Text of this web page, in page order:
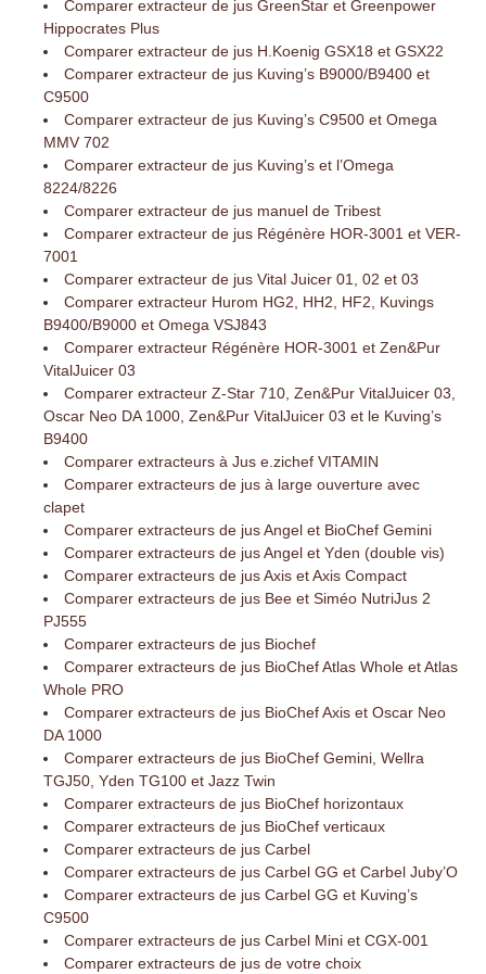
Comparer extracteur de jus GreenStar et Greenpower
Hippocrates Plus
Comparer extracteur de jus H.Koenig GSX18 et GSX22
Comparer extracteur de jus Kuving’s B9000/B9400 et
C9500
Comparer extracteur de jus Kuving’s C9500 et Omega
MMV 702
Comparer extracteur de jus Kuving’s et l’Omega
8224/8226
Comparer extracteur de jus manuel de Tribest
Comparer extracteur de jus Régénère HOR-3001 et VER-
7001
Comparer extracteur de jus Vital Juicer 01, 02 et 03
Comparer extracteur Hurom HG2, HH2, HF2, Kuvings
B9400/B9000 et Omega VSJ843
Comparer extracteur Régénère HOR-3001 et Zen&Pur
VitalJuicer 03
Comparer extracteur Z-Star 710, Zen&Pur VitalJuicer 03,
Oscar Neo DA 1000, Zen&Pur VitalJuicer 03 et le Kuving’s
B9400
Comparer extracteurs à Jus e.zichef VITAMIN
Comparer extracteurs de jus à large ouverture avec
clapet
Comparer extracteurs de jus Angel et BioChef Gemini
Comparer extracteurs de jus Angel et Yden (double vis)
Comparer extracteurs de jus Axis et Axis Compact
Comparer extracteurs de jus Bee et Siméo NutriJus 2
PJ555
Comparer extracteurs de jus Biochef
Comparer extracteurs de jus BioChef Atlas Whole et Atlas
Whole PRO
Comparer extracteurs de jus BioChef Axis et Oscar Neo
DA 1000
Comparer extracteurs de jus BioChef Gemini, Wellra
TGJ50, Yden TG100 et Jazz Twin
Comparer extracteurs de jus BioChef horizontaux
Comparer extracteurs de jus BioChef verticaux
Comparer extracteurs de jus Carbel
Comparer extracteurs de jus Carbel GG et Carbel Juby’O
Comparer extracteurs de jus Carbel GG et Kuving’s
C9500
Comparer extracteurs de jus Carbel Mini et CGX-001
Comparer extracteurs de jus de votre choix